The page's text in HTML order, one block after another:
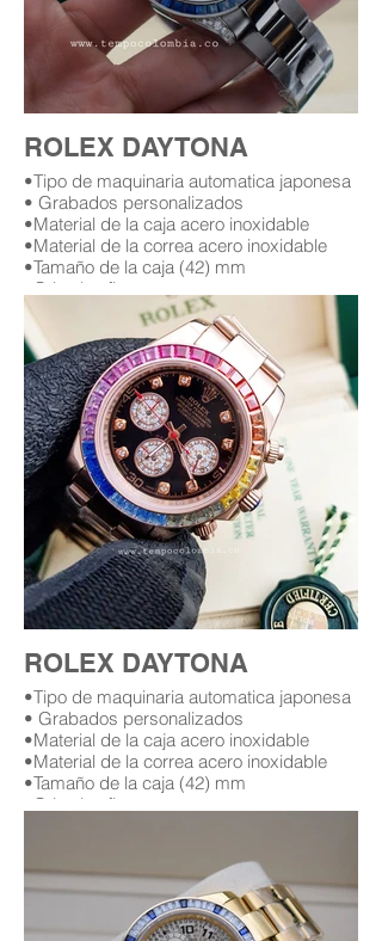
ROLEX DAYTONA
•Tipo de maquinaria automatica japonesa
• Grabados personalizados
•Material de la caja acero inoxidable
•Material de la correa acero inoxidable
•Tamaño de la caja (42) mm
•Cristal zafiro
•Garantía (12) meses (leer condiciones de
garantía)
Replica AAA Rolex daytona
Replicas de relojes rolex daytona en
bogota Colombia
Replica de rolex daytona con diamantes
replicas rolex con diamantes
rolex con diamantes en bogota
relojes rolex con diamantes replicas en
bogota Colombia
ROLEX DAYTONA
•Tipo de maquinaria automatica japonesa
• Grabados personalizados
•Material de la caja acero inoxidable
•Material de la correa acero inoxidable
•Tamaño de la caja (42) mm
•Cristal zafiro
Replica AAA Rolex daytona
Replicas de relojes rolex daytona en
bogota Colombia
Replica de rolex daytona con diamantes